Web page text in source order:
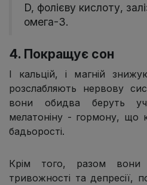
D, фолієву кислоту,
омега-3.
4. Покращує сон
І кальцій, і магній
розслабляють нервову
вони обидва беруть
мелатоніну - гормону, що
бадьорості.
Крім того, разом вони
тривожності та депресії,